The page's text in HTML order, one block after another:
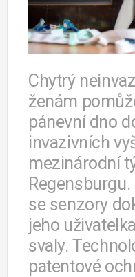
Chytrý
ženám
pánevní dno
invazivních
mezinárodní
se senzory
jeho
svaly.
patentové